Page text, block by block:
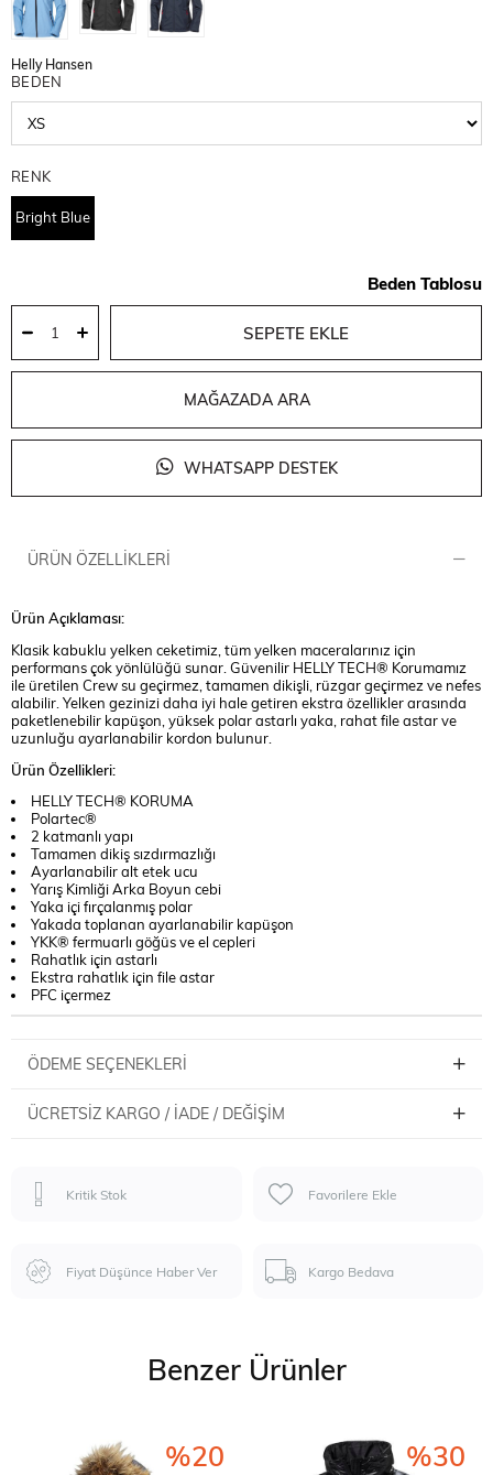
Helly Hansen
BEDEN
RENK
Bright Blue
Beden Tablosu
MAĞAZADA ARA
WHATSAPP DESTEK
ÜRÜN ÖZELLIKLERI
Ürün Açıklaması:
Klasik kabuklu yelken ceketimiz, tüm yelken maceralarınız için
performans çok yönlülüğü sunar. Güvenilir HELLY TECH® Korumamız
ile üretilen Crew su geçirmez, tamamen dikişli, rüzgar geçirmez ve nefes
alabilir. Yelken gezinizi daha iyi hale getiren ekstra özellikler arasında
paketlenebilir kapüşon, yüksek polar astarlı yaka, rahat file astar ve
uzunluğu ayarlanabilir kordon bulunur.
Ürün Özellikleri:
HELLY TECH® KORUMA
Polartec®
2 katmanlı yapı
Tamamen dikiş sızdırmazlığı
Ayarlanabilir alt etek ucu
Yarış Kimliği Arka Boyun cebi
Yaka içi fırçalanmış polar
Yakada toplanan ayarlanabilir kapüşon
YKK® fermuarlı göğüs ve el cepleri
Rahatlık için astarlı
Ekstra rahatlık için file astar
PFC içermez
ÖDEME SEÇENEKLERI
ÜCRETSIZ KARGO / İADE / DEĞIŞIM
Kritik Stok Favorilere Ekle
Fiyat Düşünce Haber Ver Kargo Bedava
Benzer Ürünler
%20 %30